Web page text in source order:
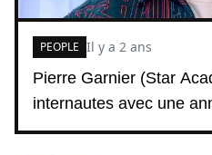
Pierre Garnier (Star
internautes avec une
PEOPLE Il y a 2 ans